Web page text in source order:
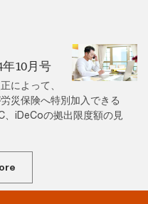
10月号
によって、
災保険へ特別加入できる
、iDeCoの拠出限度額の見